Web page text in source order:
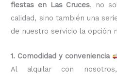
fiestas en Las Cruces, no
calidad, sino también una
de nuestro servicio la opción
1. Comodidad y conveniencia
Al alquilar con